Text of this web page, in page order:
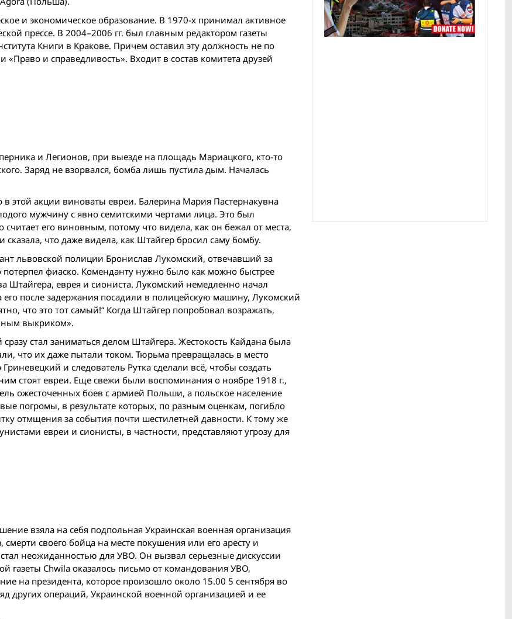
и экономическое образование. В 1970-х принимал активное
прессе. В 2004–2006 гг. был главным редактором газеты
Книги в Кракове. Причем оставил эту должность не по
и справедливость». Входит в состав комитета друзей
и Легионов, при выезде на площадь Мариацкого, кто-то
Заряд не взорвался, бомба лишь пустила дым. Началась
этой акции виноваты евреи. Балерина Мария Пастернакувна
мужчину с явно семитскими чертами лица. Это был
его виновным, потому что видела, как он бежал от места,
что даже видела, как Штайгер бросил саму бомбу.
львовской полиции Бронислав Лукомский, отвечавший за
фиаско. Коменданту нужно было как можно быстрее
Штайгера, еврея и сиониста. Лукомский немедленно начал
его после задержания посадили в полицейскую машину, Лукомский
что это тот самый!“ Когда Штайгер попробовал возражать,
выкриком».
стал заниматься делом Штайгера. Жестокость Кайдана была
что их даже пытали током. Тюрьма превращалась в место
и следователь Рутка сделали всё, чтобы создать
стоят евреи. Еще свежи были воспоминания о ноябре 1918 г.,
ожесточенных боев с армией Польши, а польское население
погромы, в результате которых, по разным оценкам, погибло
отмщения за события почти шестилетней давности. К тому же
евреи и сионисты, в частности, представляют угрозу для
взяла на себя подпольная Украинская военная организация
своего бойца на месте покушения или его аресту и
не­ожиданностью для УВО. Он вызвал серьезные дискуссии
газеты Chwila оказалось письмо от командования УВО,
на президента, которое произошло около 15.00 5 сентября во
других операций, Украинской военной организацией и ее